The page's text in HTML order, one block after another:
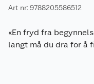
Art nr: 9788205586512
«En fryd fra
langt må du dra for å